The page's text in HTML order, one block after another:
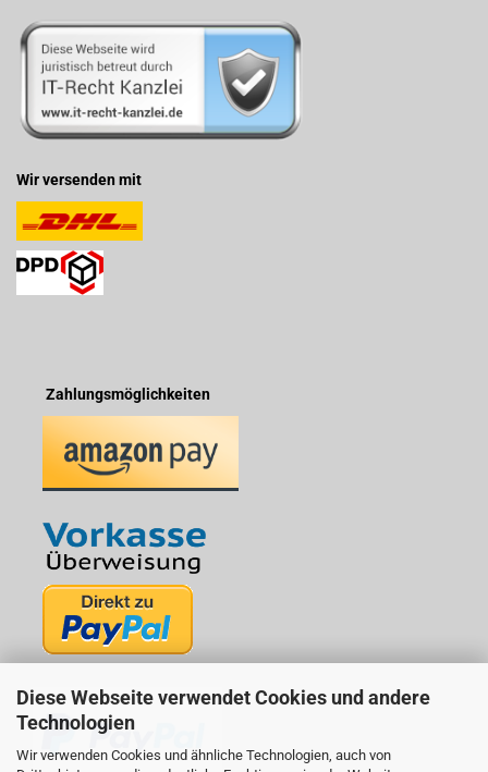
Diese Webseite verwendet Cookies und andere
Technologien
Wir verwenden Cookies und ähnliche Technologien, auch von
Wir versenden mit
Zahlungsmöglichkeiten